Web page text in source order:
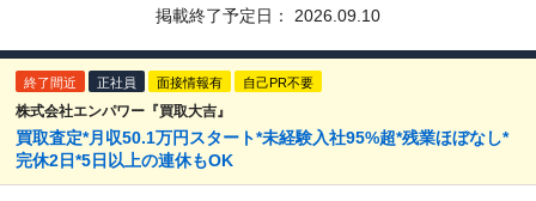
掲載終了予定日： 2026.09.10
終了間近 正社員 面接情報有 自己PR不要
株式会社エンパワー『買取大吉』
買取査定*月収50.1万円スタート*未経験入社95%超*残業ほぼなし*
完休2日*5日以上の連休もOK